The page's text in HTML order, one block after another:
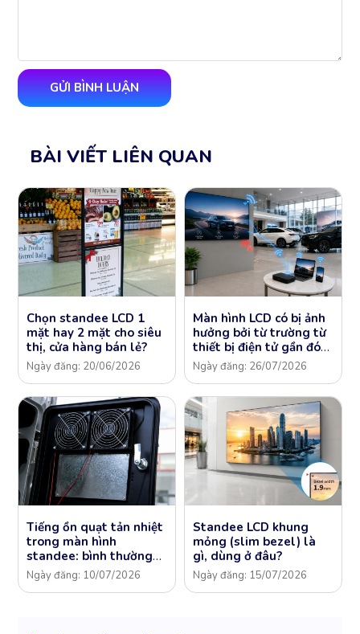
BÀI VIẾT LIÊN QUAN
Chọn standee LCD 1
mặt hay 2 mặt cho siêu
thị, cửa hàng bán lẻ?
Ngày đăng: 20/06/2026
Màn hình LCD có bị ảnh
hưởng bởi từ trường từ
thiết bị điện tử gần đó
không?
Ngày đăng: 26/07/2026
Tiếng ồn quạt tản nhiệt
trong màn hình
standee: bình thường
hay lỗi?
Ngày đăng: 10/07/2026
Standee LCD khung
mỏng (slim bezel) là
gì, dùng ở đâu?
Ngày đăng: 15/07/2026